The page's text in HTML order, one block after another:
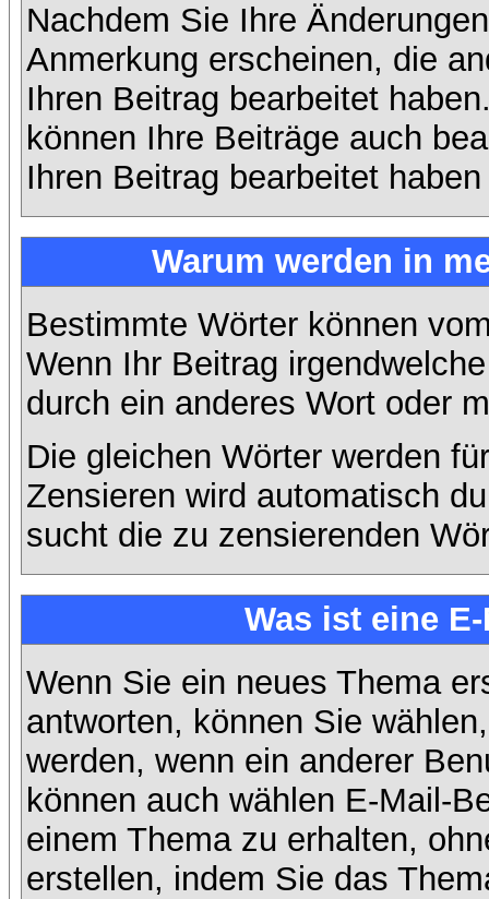
Nachdem Sie Ihre
Anmerkung erscheinen, die
Ihren Beitrag bearbeitet
können Ihre Beiträge auch
Ihren Beitrag bearbeitet
Warum werden in
Bestimmte Wörter können
Wenn Ihr Beitrag
durch ein anderes Wort oder
Die gleichen Wörter werden
Zensieren wird automatisch
sucht die zu zensierenden
Was ist eine
Wenn Sie ein neues Thema
antworten, können Sie
werden, wenn ein anderer
können auch wählen E-Mail-
einem Thema zu erhalten,
erstellen, indem Sie das